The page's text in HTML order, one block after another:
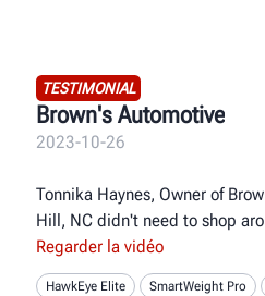
TESTIMONIAL
Brown's Automotive
2023-10-26
Tonnika Haynes, Owner of
Hill, NC didn't need to shop
Regarder la vidéo
HawkEye Elite SmartWeight Pro